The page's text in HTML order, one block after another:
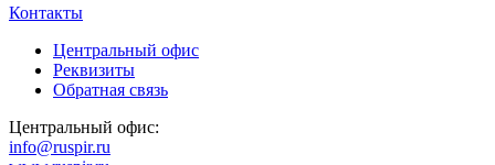
Контакты
Центральный офис
Реквизиты
Обратная связь
Центральный офис:
info@ruspir.ru